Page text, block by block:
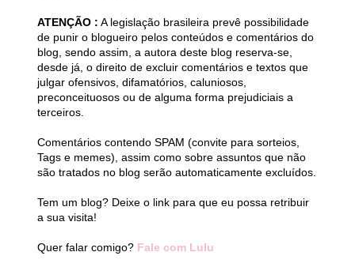
ATENÇÃO : A legislação brasileira prevê possibilidade
de punir o blogueiro pelos conteúdos e comentários do
blog, sendo assim, a autora deste blog reserva-se,
desde já, o direito de excluir comentários e textos que
julgar ofensivos, difamatórios, caluniosos,
preconceituosos ou de alguma forma prejudiciais a
terceiros.
Comentários contendo SPAM (convite para sorteios,
Tags e memes), assim como sobre assuntos que não
são tratados no blog serão automaticamente excluídos.
Tem um blog? Deixe o link para que eu possa retribuir
a sua visita!
Quer falar comigo? Fale com Lulu